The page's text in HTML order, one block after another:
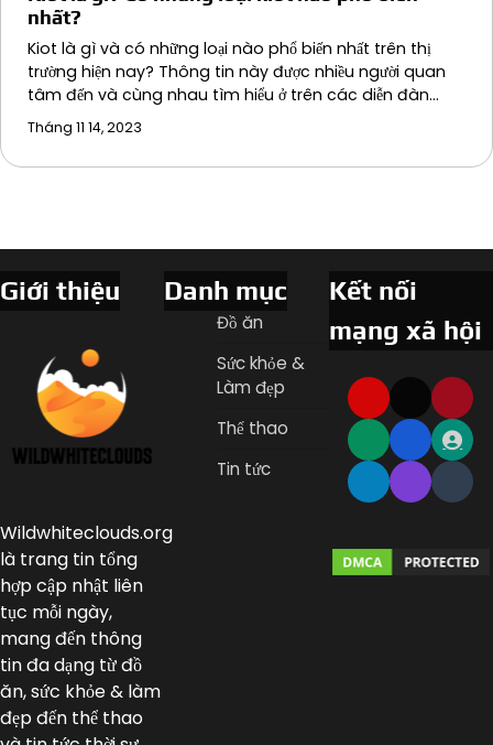
nhất?
Kiot là gì và có những loại nào phổ biến nhất trên thị
trường hiện nay? Thông tin này được nhiều người quan
tâm đến và cùng nhau tìm hiểu ở trên các diễn đàn…
Tháng 11 14, 2023
Giới thiệu
Wildwhiteclouds.org
là trang tin tổng
hợp cập nhật liên
tục mỗi ngày,
mang đến thông
tin đa dạng từ đồ
ăn, sức khỏe & làm
đẹp đến thể thao
Danh mục
Đồ ăn
Sức khỏe &
Làm đẹp
Thể thao
Tin tức
Kết nối
mạng xã hội